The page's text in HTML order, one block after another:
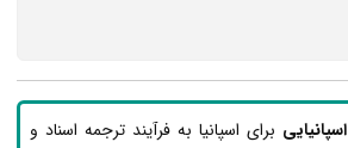
برای اسپانیا به فرآیند ترجمه اسناد و